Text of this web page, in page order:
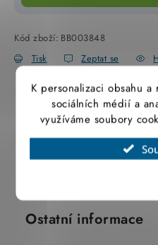
K personalizaci obsahu
sociálních médií a
využíváme soubory
NÁŘADÍ
VÝPRODEJ
Položky bez zařazené
VÁNOCE
OSVĚTLENÍ
Kód zboží: BB003848
Tisk
Zeptat se
Popis produktu
Ostatní informace